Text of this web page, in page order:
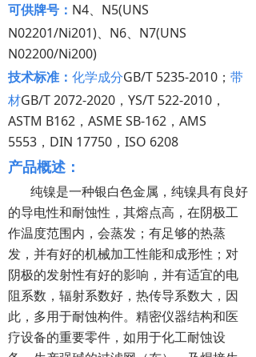
可供牌号： N4、N5(UNS
N02201/Ni201)、N6、N7(UNS
N02200/Ni200)
技术标准： 化学成分GB/T 5235-2010； 带
材GB/T 2072-2020，YS/T 522-2010，
ASTM B162，ASME SB-162，AMS
5553，DIN 17750，ISO 6208
产品概述：
纯镍是一种银白色金属，纯镍具有良好
的导电性和耐蚀性，其熔点高，在阴极工
作温度范围内，会蒸发；有足够的热蒸
发，并有好的机械加工性能和成形性；对
阴极的发射性有好的影响，并有适宜的电
阻系数，辐射系数好，热传导系数大，因
此，多用于耐蚀构件。精密仪器结构和医
疗设备的重要零件，如用于化工耐蚀设